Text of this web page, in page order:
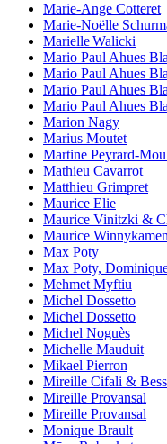
Marie-Ange Cotteret
Marie-Noëlle
Marielle Walicki
Mario Paul Ahues
Mario Paul Ahues
Mario Paul Ahues
Mario Paul Ahues
Marion Nagy
Marius Moutet
Martine Peyrard-
Mathieu Cavarrot
Matthieu Grimpret
Maurice Elie
Maurice Vinitzki &
Maurice Winnykamen
Max Poty
Max Poty,
Mehmet Myftiu
Michel Dossetto
Michel Dossetto
Michel Noguès
Michelle Mauduit
Mikael Pierron
Mireille Cifali &
Mireille Provansal
Mireille Provansal
Monique Brault